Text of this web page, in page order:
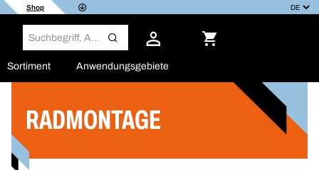
Shop
Sortiment Anwendungsgebiete
RADMONTAGE
Filter